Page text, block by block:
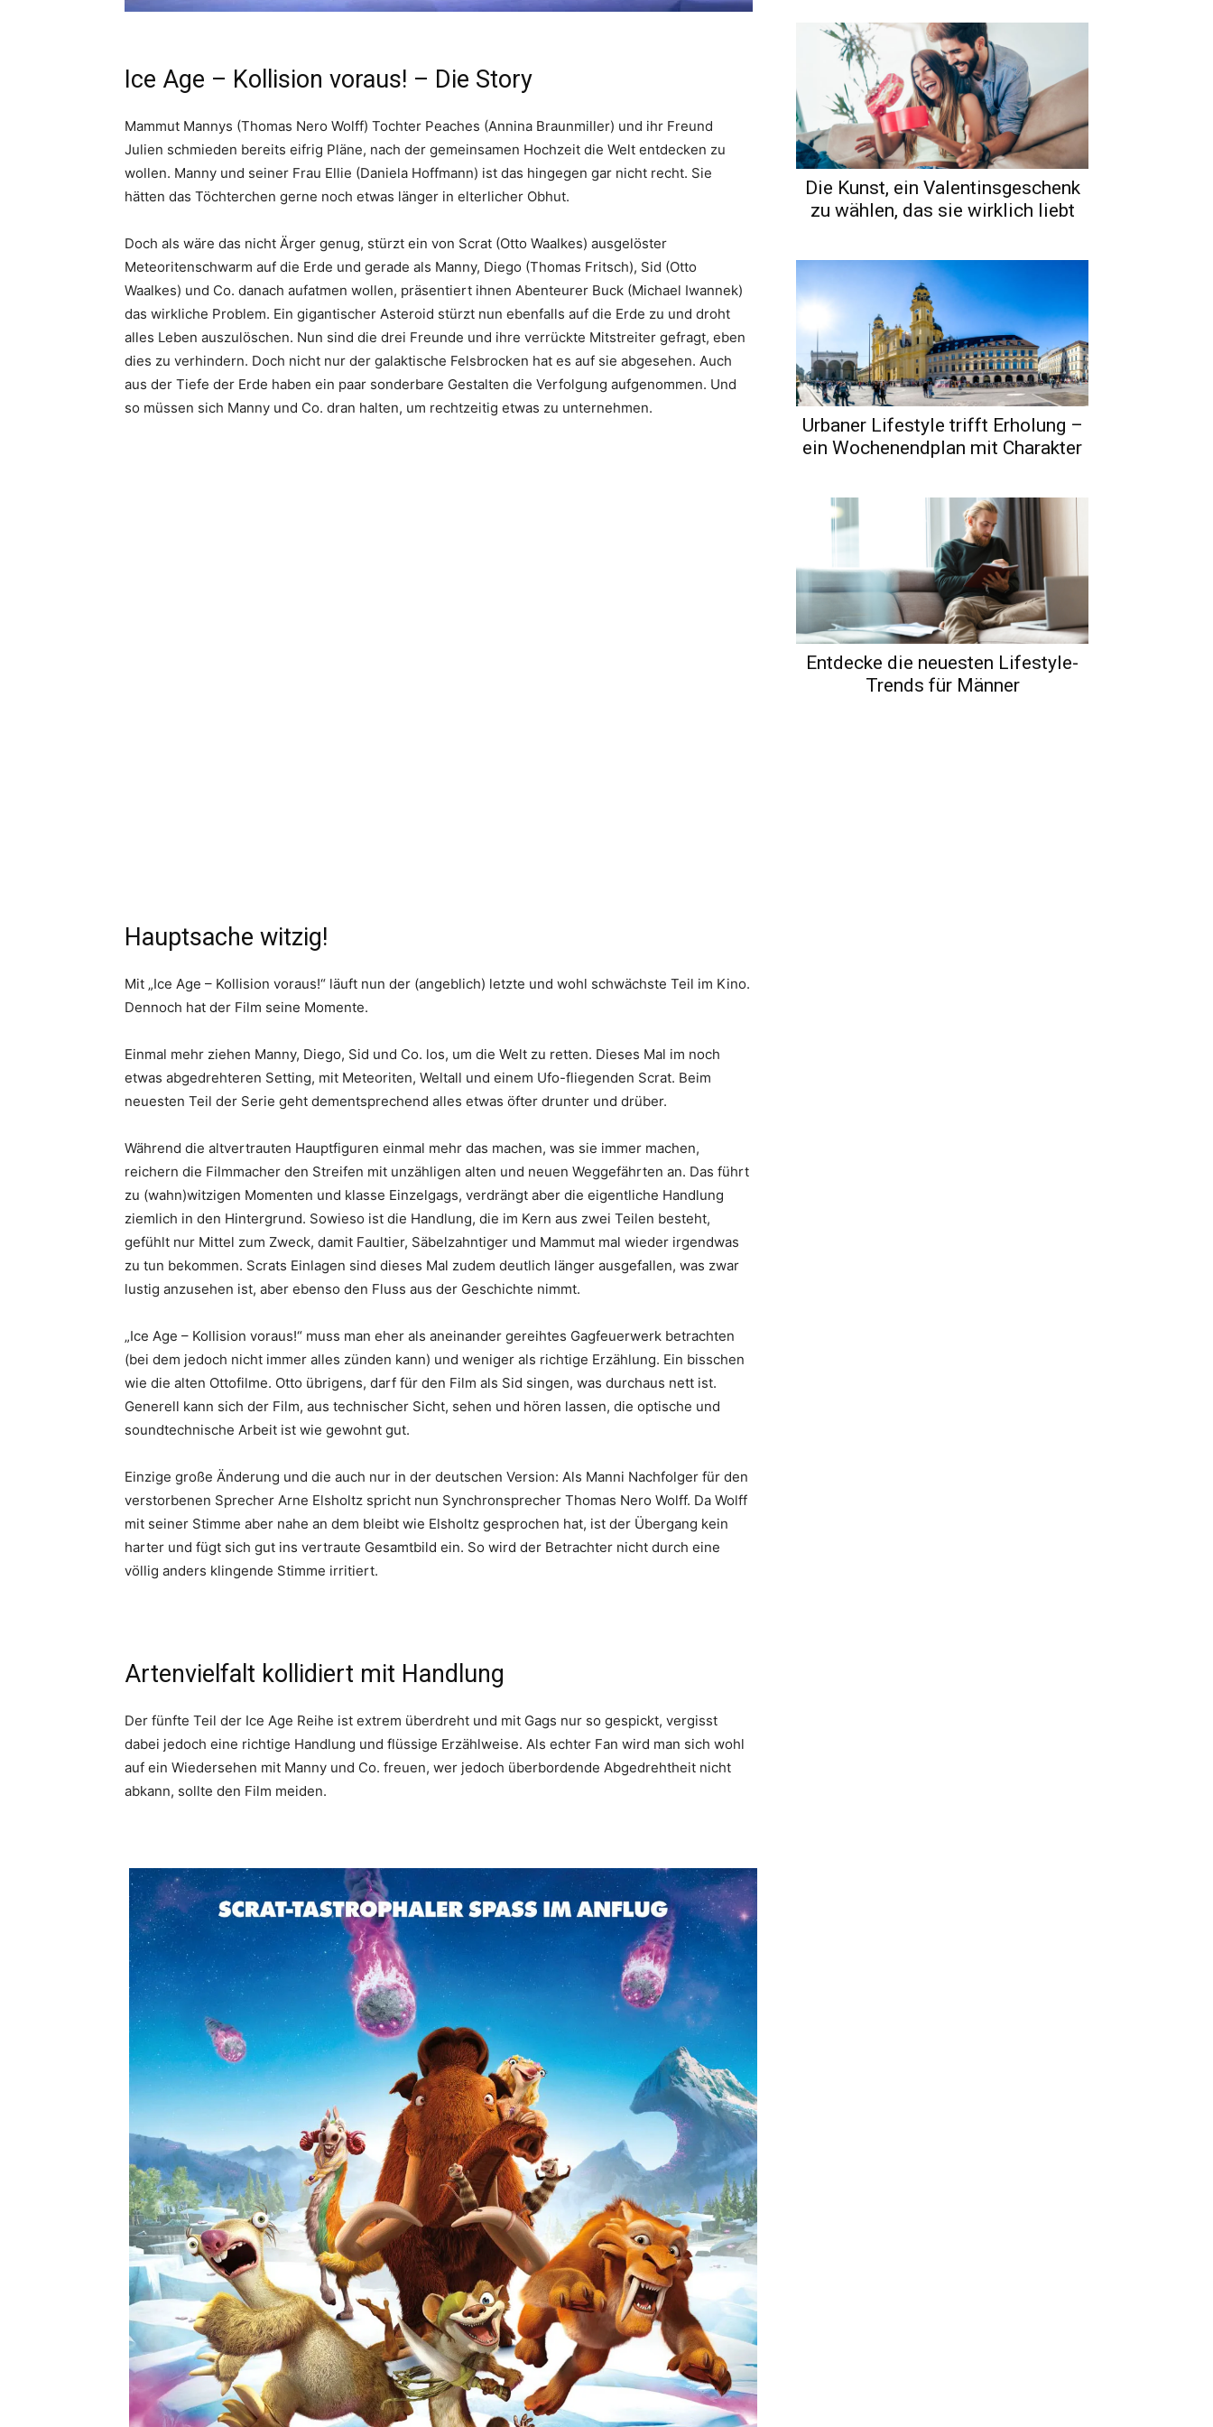
Ice Age – Kollision voraus! – Die Story
Mammut Mannys (Thomas Nero Wolff) Tochter Peaches (Annina Braunmiller) und ihr Freund
Julien schmieden bereits eifrig Pläne, nach der gemeinsamen Hochzeit die Welt entdecken zu
wollen. Manny und seiner Frau Ellie (Daniela Hoffmann) ist das hingegen gar nicht recht. Sie
hätten das Töchterchen gerne noch etwas länger in elterlicher Obhut.
Doch als wäre das nicht Ärger genug, stürzt ein von Scrat (Otto Waalkes) ausgelöster
Meteoritenschwarm auf die Erde und gerade als Manny, Diego (Thomas Fritsch), Sid (Otto
Waalkes) und Co. danach aufatmen wollen, präsentiert ihnen Abenteurer Buck (Michael Iwannek)
das wirkliche Problem. Ein gigantischer Asteroid stürzt nun ebenfalls auf die Erde zu und droht
alles Leben auszulöschen. Nun sind die drei Freunde und ihre verrückte Mitstreiter gefragt, eben
dies zu verhindern. Doch nicht nur der galaktische Felsbrocken hat es auf sie abgesehen. Auch
aus der Tiefe der Erde haben ein paar sonderbare Gestalten die Verfolgung aufgenommen. Und
so müssen sich Manny und Co. dran halten, um rechtzeitig etwas zu unternehmen.
Hauptsache witzig!
Mit „Ice Age – Kollision voraus!“ läuft nun der (angeblich) letzte und wohl schwächste Teil im Kino.
Dennoch hat der Film seine Momente.
Einmal mehr ziehen Manny, Diego, Sid und Co. los, um die Welt zu retten. Dieses Mal im noch
etwas abgedrehteren Setting, mit Meteoriten, Weltall und einem Ufo-fliegenden Scrat. Beim
neuesten Teil der Serie geht dementsprechend alles etwas öfter drunter und drüber.
Während die altvertrauten Hauptfiguren einmal mehr das machen, was sie immer machen,
reichern die Filmmacher den Streifen mit unzähligen alten und neuen Weggefährten an. Das führt
zu (wahn)witzigen Momenten und klasse Einzelgags, verdrängt aber die eigentliche Handlung
ziemlich in den Hintergrund. Sowieso ist die Handlung, die im Kern aus zwei Teilen besteht,
gefühlt nur Mittel zum Zweck, damit Faultier, Säbelzahntiger und Mammut mal wieder irgendwas
zu tun bekommen. Scrats Einlagen sind dieses Mal zudem deutlich länger ausgefallen, was zwar
lustig anzusehen ist, aber ebenso den Fluss aus der Geschichte nimmt.
„Ice Age – Kollision voraus!“ muss man eher als aneinander gereihtes Gagfeuerwerk betrachten
(bei dem jedoch nicht immer alles zünden kann) und weniger als richtige Erzählung. Ein bisschen
wie die alten Ottofilme. Otto übrigens, darf für den Film als Sid singen, was durchaus nett ist.
Generell kann sich der Film, aus technischer Sicht, sehen und hören lassen, die optische und
soundtechnische Arbeit ist wie gewohnt gut.
Einzige große Änderung und die auch nur in der deutschen Version: Als Manni Nachfolger für den
verstorbenen Sprecher Arne Elsholtz spricht nun Synchronsprecher Thomas Nero Wolff. Da Wolff
mit seiner Stimme aber nahe an dem bleibt wie Elsholtz gesprochen hat, ist der Übergang kein
harter und fügt sich gut ins vertraute Gesamtbild ein. So wird der Betrachter nicht durch eine
völlig anders klingende Stimme irritiert.
Artenvielfalt kollidiert mit Handlung
Der fünfte Teil der Ice Age Reihe ist extrem überdreht und mit Gags nur so gespickt, vergisst
dabei jedoch eine richtige Handlung und flüssige Erzählweise. Als echter Fan wird man sich wohl
auf ein Wiedersehen mit Manny und Co. freuen, wer jedoch überbordende Abgedrehtheit nicht
abkann, sollte den Film meiden.
Die Kunst, ein Valentinsgeschenk
zu wählen, das sie wirklich liebt
Urbaner Lifestyle trifft Erholung –
ein Wochenendplan mit Charakter
Entdecke die neuesten Lifestyle-
Trends für Männer